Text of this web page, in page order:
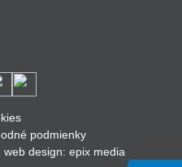
podmienky
web design: epix media